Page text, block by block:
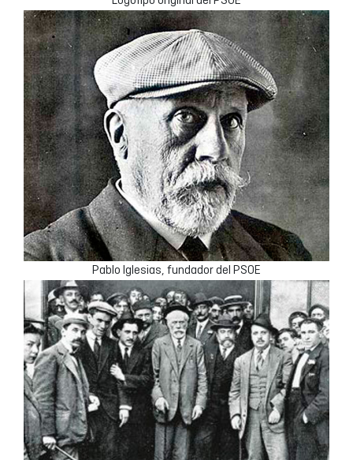
Pablo Iglesias, fundador del PSOE